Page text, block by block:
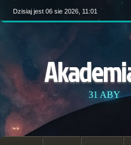
Dzisiaj jest 06 sie 2026, 11:01
31 ABY